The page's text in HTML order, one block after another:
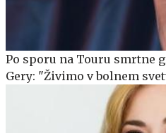
Po sporu na Touru smrtne
Gery: "Živimo v bolnem